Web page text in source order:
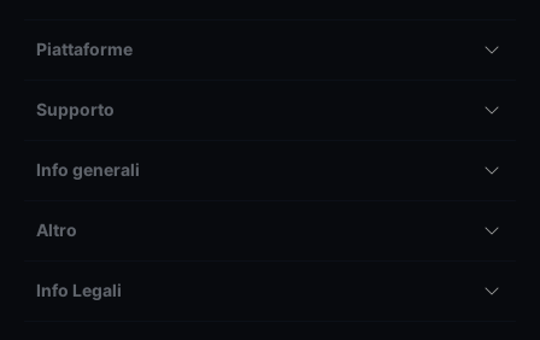
Piattaforme
Supporto
Info generali
Altro
Info Legali